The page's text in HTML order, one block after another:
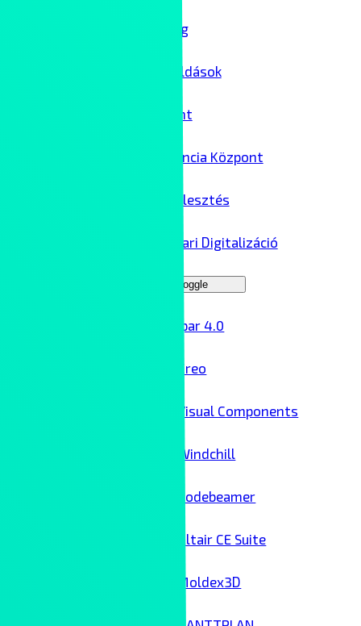
IT biztonság
Felhőmegoldások
Adatközpont
AI Kompetencia Központ
Szoftverfejlesztés
Ipar 4.0 – Ipari Digitalizáció
Menu Toggle
Ipar 4.0
Creo
Visual Components
Windchill
Codebeamer
Altair CE Suite
Moldex3D